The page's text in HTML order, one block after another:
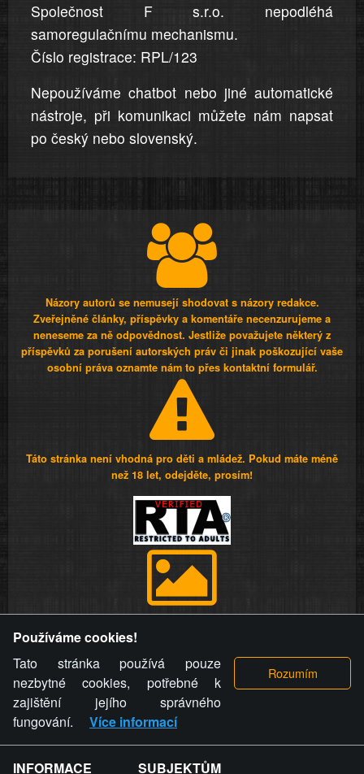
Společnost F s.r.o. nepodléhá
samoregulačnímu mechanismu.
Číslo registrace: RPL/123
Nepoužíváme chatbot nebo jiné automatické
nástroje, při komunikaci můžete nám napsat
po český nebo slovenský.
Názory autorů se nemusejí shodovat s názory redakce.
Zveřejněné články, příspěvky a komentáře necenzurujeme a
neneseme za ně odpovědnost. Jestliže považujete některý z
příspěvků za porušení autorských práv či jinak poškozující vaše
osobní práva oznamte nám to přes kontaktní formulář.
Táto stránka není vhodná pro děti a mládež. Pokud máte méně
než 18 let, odejděte, prosím!
videa a komentáře. Osoba, které se toto opatření provozovatele
stránky týče, ani osoba, která umístila fotografii nebo video na
stránku, nemůže z důvodu odstranění fotografie, videa nebo
komentáře pro výše uvedenou okolnost uplatnit vůči
provozovateli stránky žádný nárok na náhradu škody nebo
nemajetkové újmy.
Používáme cookies!
Tato stránka používá pouze
nezbytné cookies, potřebné k
zajištění jejího správného
fungování.
Více informací
INFORMACE SUBJEKTŮM